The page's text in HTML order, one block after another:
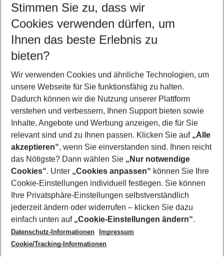
Abflughafen wählen
Beliebiger Abflughafen
Reisezeitraum wählen
08.08.26– 06.08.27 5-8 Nächte
2 Erwachsene Keine Kinder
Mehr Filter anzeigen
Footer
Footer navigation
Über uns
AGB
Cookie-Einstellungen ändern
Cookie-Richtlinie
Datenschutz
Service & Hilfe
Barrierefreies Reisen
Check-in
Folgen Sie uns
Stimmen Sie zu, dass wir
Cookies verwenden dürfen, um
Ihnen das beste Erlebnis zu
bieten?
Wir verwenden Cookies und ähnliche Technologien, um
unsere Webseite für Sie funktionsfähig zu halten.
Dadurch können wir die Nutzung unserer Plattform
verstehen und verbessern, Ihnen Support bieten sowie
Inhalte, Angebote und Werbung anzeigen, die für Sie
relevant sind und zu Ihnen passen. Klicken Sie auf „Alle
akzeptieren“, wenn Sie einverstanden sind. Ihnen reicht
das Nötigste? Dann wählen Sie „Nur notwendige
Cookies“. Unter „Cookies anpassen“ können Sie Ihre
Cookie-Einstellungen individuell festlegen. Sie können
Ihre Privatsphäre-Einstellungen selbstverständlich
jederzeit ändern oder widerrufen – klicken Sie dazu
einfach unten auf „Cookie-Einstellungen ändern“.
Datenschutz-Informationen
Impressum
Cookie/Tracking-Informationen